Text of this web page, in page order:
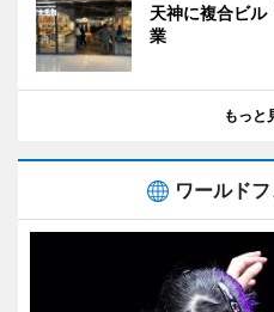
天神に複合ビル
業
もっと
ワールド